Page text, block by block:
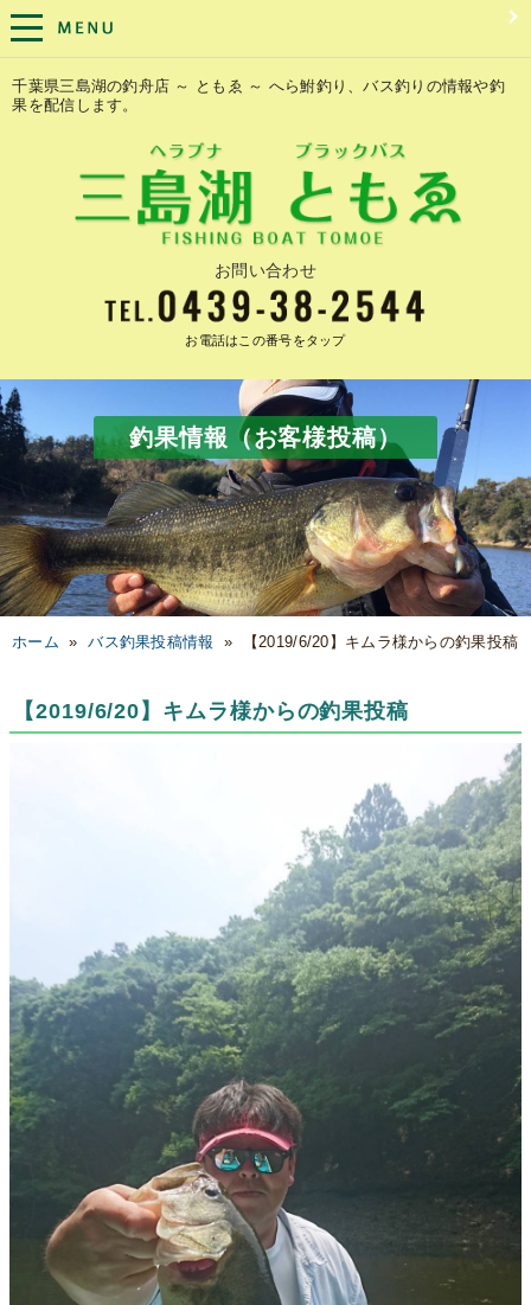
千葉県三島湖の釣舟店 ～ ともゑ ～ へら鮒釣り、バス釣りの情報や釣
果を配信します。
お問い合わせ
お電話はこの番号をタップ
釣果情報（お客様投稿）
ホーム »バス釣果投稿情報 » 【2019/6/20】キムラ様からの釣果投稿
【2019/6/20】キムラ様からの釣果投稿